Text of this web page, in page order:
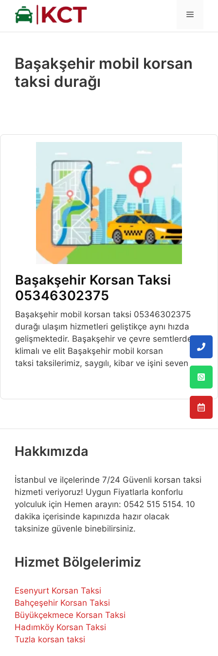
İçeriğe
MENÜ
Başakşehir mobil korsan
taksi durağı
Başakşehir Korsan Taksi
05346302375
Başakşehir mobil korsan taksi 05346302375
durağı ulaşım hizmetleri geliştikçe aynı hızda
gelişmektedir. Başakşehir ve çevre semtlerde,
klimalı ve elit Başakşehir mobil korsan
taksi taksilerimiz, saygılı, kibar ve işini seven
Hakkımızda
İstanbul ve ilçelerinde 7/24 Güvenli korsan taksi
hizmeti veriyoruz! Uygun Fiyatlarla konforlu
yolculuk için Hemen arayın: 0542 515 5154. 10
dakika içerisinde kapınızda hazır olacak
taksinize güvenle binebilirsiniz.
Hizmet Bölgelerimiz
Esenyurt Korsan Taksi
Bahçeşehir Korsan Taksi
Büyükçekmece Korsan Taksi
Hadımköy Korsan Taksi
Tuzla korsan taksi